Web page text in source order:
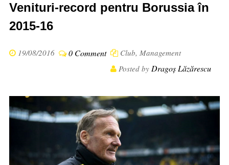
Venituri-record pentru Borussia în
2015-16
19/08/2016 0 Comment Club, Management
Posted by Dragoș Lăzărescu